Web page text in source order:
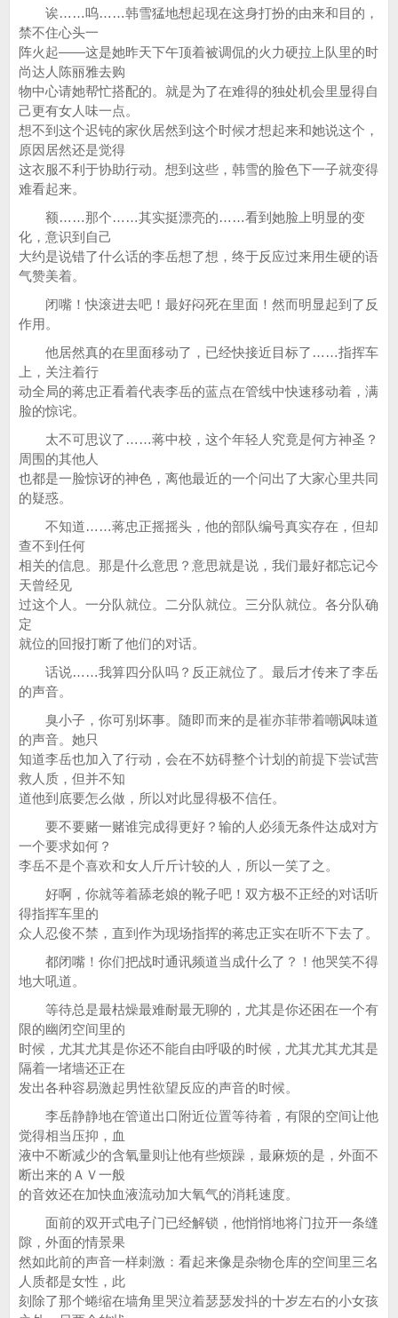
诶……呜……韩雪猛地想起现在这身打扮的由来和目的，
禁不住心头一
阵火起——这是她昨天下午顶着被调侃的火力硬拉上队里的时
尚达人陈丽雅去购
物中心请她帮忙搭配的。就是为了在难得的独处机会里显得自
己更有女人味一点。
想不到这个迟钝的家伙居然到这个时候才想起来和她说这个，
原因居然还是觉得
这衣服不利于协助行动。想到这些，韩雪的脸色下一子就变得
难看起来。
额……那个……其实挺漂亮的……看到她脸上明显的变
化，意识到自己
大约是说错了什么话的李岳想了想，终于反应过来用生硬的语
气赞美着。
闭嘴！快滚进去吧！最好闷死在里面！然而明显起到了反
作用。
他居然真的在里面移动了，已经快接近目标了……指挥车
上，关注着行
动全局的蒋忠正看着代表李岳的蓝点在管线中快速移动着，满
脸的惊诧。
太不可思议了……蒋中校，这个年轻人究竟是何方神圣？
周围的其他人
也都是一脸惊讶的神色，离他最近的一个问出了大家心里共同
的疑惑。
不知道……蒋忠正摇摇头，他的部队编号真实存在，但却
查不到任何
相关的信息。那是什么意思？意思就是说，我们最好都忘记今
天曾经见
过这个人。一分队就位。二分队就位。三分队就位。各分队确
定
就位的回报打断了他们的对话。
话说……我算四分队吗？反正就位了。最后才传来了李岳
的声音。
臭小子，你可别坏事。随即而来的是崔亦菲带着嘲讽味道
的声音。她只
知道李岳也加入了行动，会在不妨碍整个计划的前提下尝试营
救人质，但并不知
道他到底要怎么做，所以对此显得极不信任。
要不要赌一赌谁完成得更好？输的人必须无条件达成对方
一个要求如何？
李岳不是个喜欢和女人斤斤计较的人，所以一笑了之。
好啊，你就等着舔老娘的靴子吧！双方极不正经的对话听
得指挥车里的
众人忍俊不禁，直到作为现场指挥的蒋忠正实在听不下去了。
都闭嘴！你们把战时通讯频道当成什么了？！他哭笑不得
地大吼道。
等待总是最枯燥最难耐最无聊的，尤其是你还困在一个有
限的幽闭空间里的
时候，尤其尤其是你还不能自由呼吸的时候，尤其尤其尤其是
隔着一堵墙还正在
发出各种容易激起男性欲望反应的声音的时候。
李岳静静地在管道出口附近位置等待着，有限的空间让他
觉得相当压抑，血
液中不断减少的含氧量则让他有些烦躁，最麻烦的是，外面不
断出来的ＡＶ一般
的音效还在加快血液流动加大氧气的消耗速度。
面前的双开式电子门已经解锁，他悄悄地将门拉开一条缝
隙，外面的情景果
然如此前的声音一样刺激：看起来像是杂物仓库的空间里三名
人质都是女性，此
刻除了那个蜷缩在墙角里哭泣着瑟瑟发抖的十岁左右的小女孩